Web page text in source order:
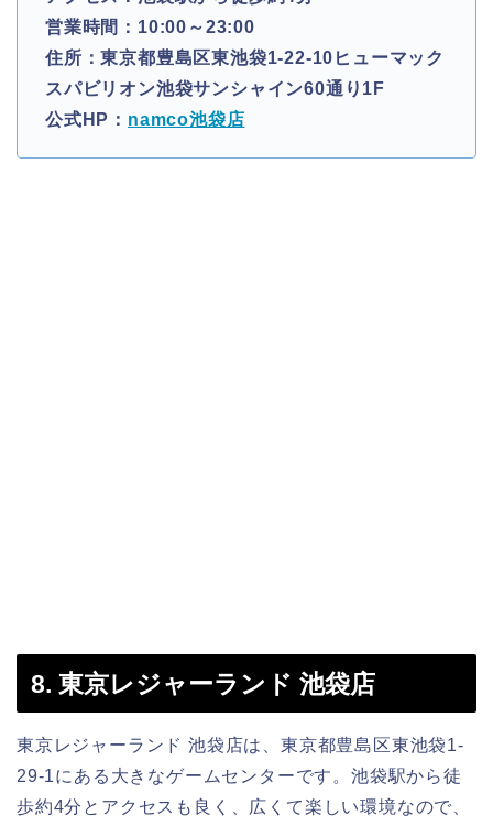
営業時間：10:00～23:00
住所：東京都豊島区東池袋1-22-10ヒューマック
スパビリオン池袋サンシャイン60通り1F
公式HP： namco池袋店
8. 東京レジャーランド 池袋店
東京レジャーランド 池袋店は、東京都豊島区東池袋1-
29-1にある大きなゲームセンターです。池袋駅から徒
歩約4分とアクセスも良く、広くて楽しい環境なので、